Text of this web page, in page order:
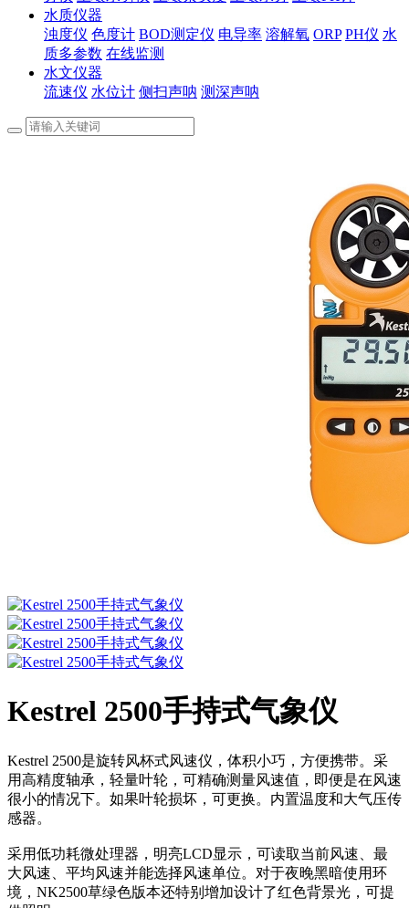
水质仪器
浊度仪 色度计 BOD测定仪 电导率 溶解氧 ORP PH仪 水
质多参数 在线监测
水文仪器
流速仪 水位计 侧扫声呐 测深声呐
Kestrel 2500手持式气象仪
Kestrel 2500是旋转风杯式风速仪，体积小巧，方便携带。采
用高精度轴承，轻量叶轮，可精确测量风速值，即便是在风速
很小的情况下。如果叶轮损坏，可更换。内置温度和大气压传
感器。
采用低功耗微处理器，明亮LCD显示，可读取当前风速、最
大风速、平均风速并能选择风速单位。对于夜晚黑暗使用环
境，NK2500草绿色版本还特别增加设计了红色背景光，可提